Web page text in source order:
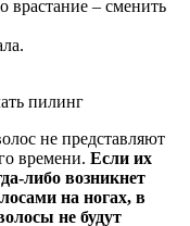
врастание – сменить
пилинг
не представляют
времени. Если их
либо возникнет
на ногах, в
не будут